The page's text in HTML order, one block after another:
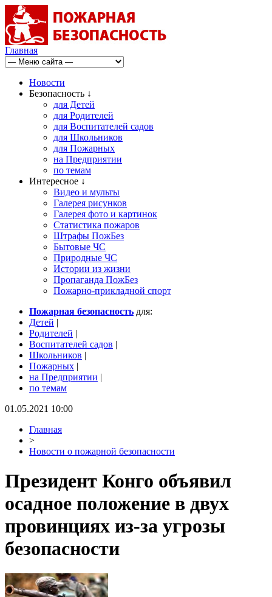
Главная
Новости
Безопасность ↓
для Детей
для Родителей
для Воспитателей садов
для Школьников
для Пожарных
на Предприятии
по темам
Интересное ↓
Видео и мульты
Галерея рисунков
Галерея фото и картинок
Статистика пожаров
Штрафы ПожБез
Бытовые ЧС
Природные ЧС
Истории из жизни
Пропаганда ПожБез
Пожарно-прикладной спорт
Пожарная безопасность для:
Детей |
Родителей |
Воспитателей садов |
Школьников |
Пожарных |
на Предприятии |
по темам
01.05.2021 10:00
Главная
>
Новости о пожарной безопасности
Президент Конго объявил
осадное положение в двух
провинциях из-за угрозы
безопасности